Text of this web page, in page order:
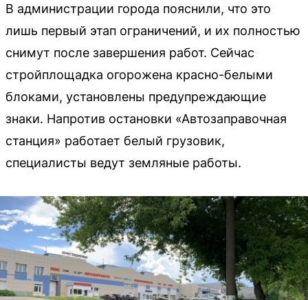
В администрации города пояснили, что это
лишь первый этап ограничений, и их полностью
снимут после завершения работ. Сейчас
стройплощадка огорожена красно-белыми
блоками, установлены предупреждающие
знаки. Напротив остановки «Автозаправочная
станция» работает белый грузовик,
специалисты ведут земляные работы.